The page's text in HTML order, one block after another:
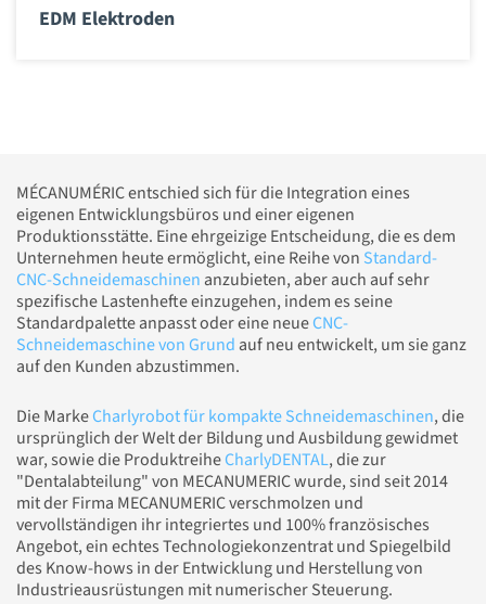
EDM Elektroden
MÉCANUMÉRIC entschied sich für die Integration eines
eigenen Entwicklungsbüros und einer eigenen
Produktionsstätte. Eine ehrgeizige Entscheidung, die es dem
Unternehmen heute ermöglicht, eine Reihe von Standard-
CNC-Schneidemaschinen anzubieten, aber auch auf sehr
spezifische Lastenhefte einzugehen, indem es seine
Standardpalette anpasst oder eine neueCNC-
Schneidemaschine von Grund auf neu entwickelt, um sie ganz
auf den Kunden abzustimmen.
Die MarkeCharlyrobot für kompakte Schneidemaschinen, die
ursprünglich der Welt der Bildung und Ausbildung gewidmet
war, sowie die ProduktreiheCharlyDENTAL, die zur
"Dentalabteilung" von MECANUMERIC wurde, sind seit 2014
mit der Firma MECANUMERIC verschmolzen und
vervollständigen ihr integriertes und 100% französisches
Angebot, ein echtes Technologiekonzentrat und Spiegelbild
des Know-hows in der Entwicklung und Herstellung von
Industrieausrüstungen mit numerischer Steuerung.